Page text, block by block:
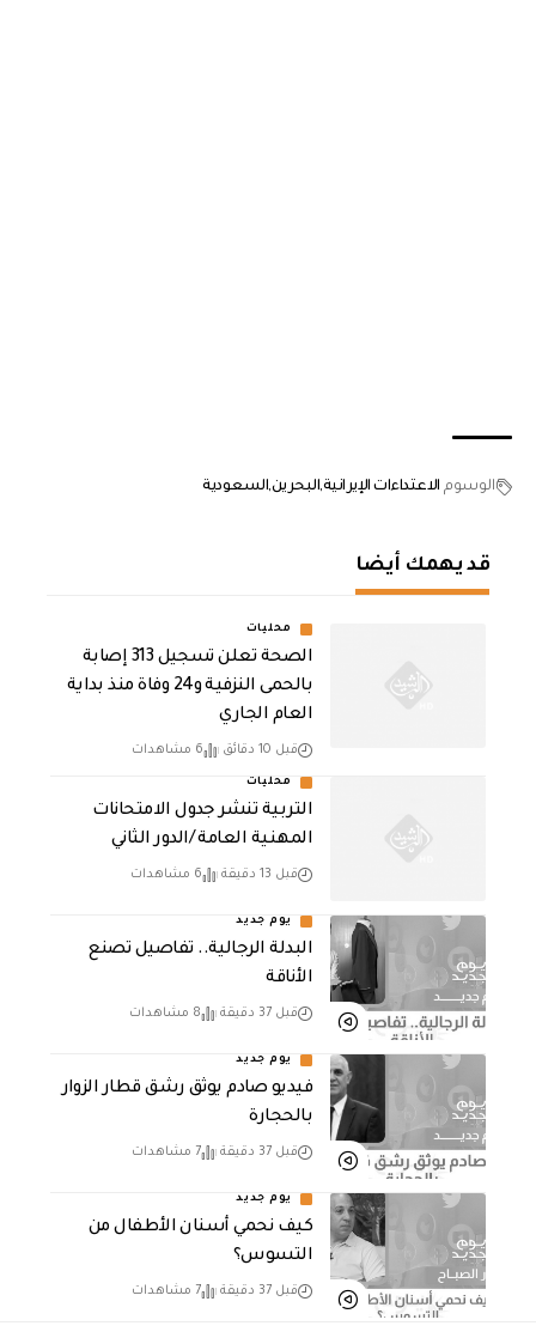
الوسوم الاعتداءات الإيرانيةالبحرينالسعودية
قد يهمك أيضا
محليات
الصحة تعلن تسجيل 313 إصابة
بالحمى النزفية و24 وفاة منذ بداية
العام الجاري
قبل 10 دقائق 6 مشاهدات
محليات
التربية تنشر جدول الامتحانات
المهنية العامة /الدور الثاني
قبل 13 دقيقة 6 مشاهدات
يوم جديد
البدلة الرجالية.. تفاصيل تصنع
الأناقة
قبل 37 دقيقة 8 مشاهدات
يوم جديد
فيديو صادم يوثق رشق قطار الزوار
بالحجارة
قبل 37 دقيقة 7 مشاهدات
يوم جديد
كيف نحمي أسنان الأطفال من
التسوس؟
قبل 37 دقيقة 7 مشاهدات